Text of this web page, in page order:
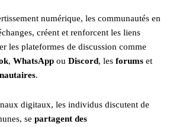
numérique, les communautés en
créent et renforcent les liens
les plateformes de discussion comme
, WhatsApp ou Discord, les forums et
.
digitaux, les individus discutent de
se partagent des